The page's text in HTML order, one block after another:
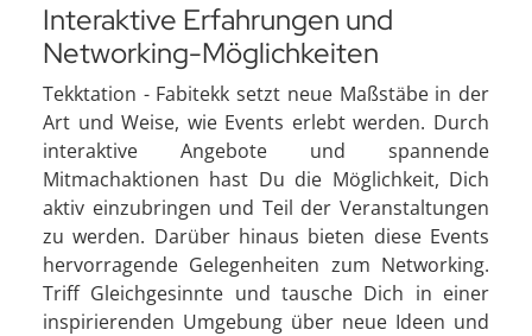
Interaktive Erfahrungen und
Networking-Möglichkeiten
Tekktation - Fabitekk setzt neue Maßstäbe in der
Art und Weise, wie Events erlebt werden. Durch
interaktive Angebote und spannende
Mitmachaktionen hast Du die Möglichkeit, Dich
aktiv einzubringen und Teil der Veranstaltungen
zu werden. Darüber hinaus bieten diese Events
hervorragende Gelegenheiten zum Networking.
Triff Gleichgesinnte und tausche Dich in einer
inspirierenden Umgebung über neue Ideen und